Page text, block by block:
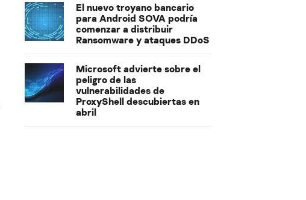
El nuevo troyano bancario
para Android SOVA podría
comenzar a distribuir
Ransomware y ataques DDoS
Microsoft advierte sobre el
peligro de las
vulnerabilidades de
ProxyShell descubiertas en
abril